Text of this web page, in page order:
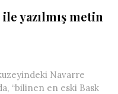
yazılmış metin
Navarre
“bilinen en eski Bask